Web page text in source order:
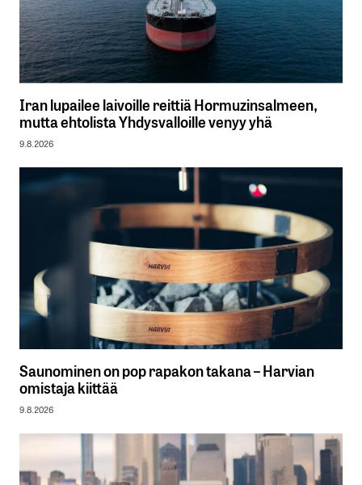
Iran lupailee laivoille reittiä Hormuzinsalmeen,
mutta ehtolista Yhdysvalloille venyy yhä
9.8.2026
Saunominen on pop rapakon takana – Harvian
omistaja kiittää
9.8.2026